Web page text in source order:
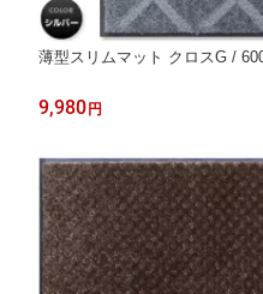
薄型スリムマット クロスG /
9,980 円